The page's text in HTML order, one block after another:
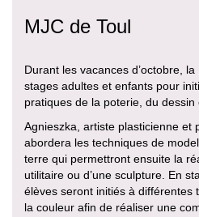
MJC de Toul
Durant les vacances d’octobre,
stages adultes et enfants pour
pratiques de la poterie, du dessin
Agnieszka, artiste plasticienne et
abordera les techniques de
terre qui permettront ensuite la
utilitaire ou d’une sculpture. En
élèves seront initiés à différentes
la couleur afin de réaliser une